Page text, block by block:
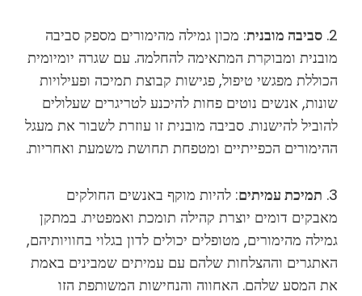
2. סביבה מובנית: מכון גמילה מהימורים מספק סביבה
מובנית ומבוקרת המתאימה להחלמה. עם שגרה יומיומית
הכוללת מפגשי טיפול, פגישות קבוצת תמיכה ופעילויות
שונות, אנשים נוטים פחות להיכנע לטריגרים שעלולים
להוביל להישנות. סביבה מובנית זו עוזרת לשבור את מעגל
ההימורים הכפייתיים ומטפחת תחושת משמעת ואחריות.
3. תמיכת עמיתים: להיות מוקף באנשים החולקים
מאבקים דומים יוצרת קהילה תומכת ואמפטית. במתקן
גמילה מהימורים, מטופלים יכולים לדון בגלוי בחוויותיהם,
האתגרים וההצלחות שלהם עם עמיתים שמבינים באמת
את המסע שלהם. האחווה והנחישות המשותפת הזו